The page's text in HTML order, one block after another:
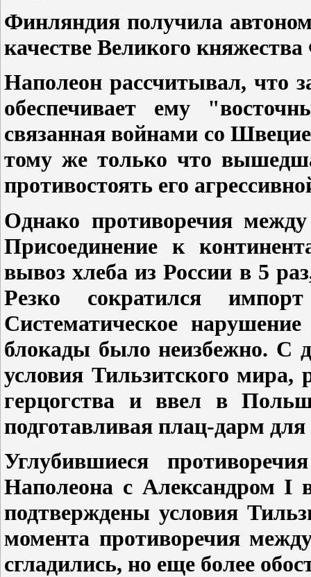
Финляндия получила
качестве Великого
Наполеон рассчитывал, что
обеспечивает ему
связанная войнами со
тому же только что
противостоять его
Однако противоречия
Присоединение к
вывоз хлеба из России в 5
Резко сократился
Систематическое
блокады было неизбежно. С
условия Тильзитского
герцогства и ввел в
подготавливая плац-дарм
Углубившиеся
Наполеона с Александром I
подтверждены условия
момента противоречия
сгладились, но еще более